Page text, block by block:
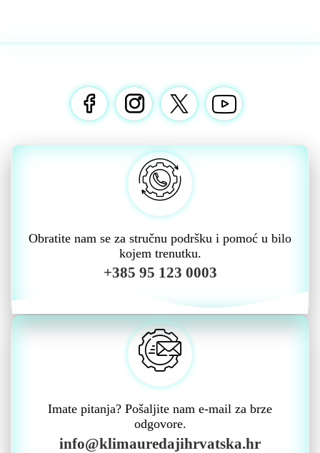
Obratite nam se za stručnu podršku i pomoć u bilo
kojem trenutku.
+385 95 123 0003
Imate pitanja? Pošaljite nam e-mail za brze
odgovore.
info@klimauredajihrvatska.hr